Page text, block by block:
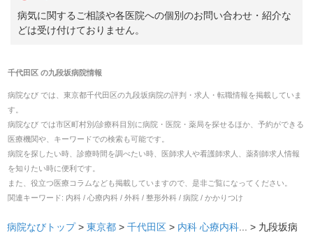
病気に関するご相談や各医院への個別のお問い合わせ・紹介な
どは受け付けておりません。
千代田区の九段坂病院情報
病院なび では、 東京都千代田区の九段坂病院の評判・求人・転職情報を掲載していま
す。
病院なび では市区町村別/診療科目別に病院・医院・薬局を探せるほか、予約ができる
医療機関や、キーワードでの検索も可能です。
病院を探したい時、診療時間を調べたい時、医師求人や看護師求人、薬剤師求人情報
を知りたい時に便利です。
また、役立つ医療コラムなども掲載していますので、是非ご覧になってください。
関連キーワード: 内科 / 心療内科 / 外科 / 整形外科 / 病院 / かかりつけ
病院なびトップ > 東京都 > 千代田区 > 内科 心療内科... > 九段坂病